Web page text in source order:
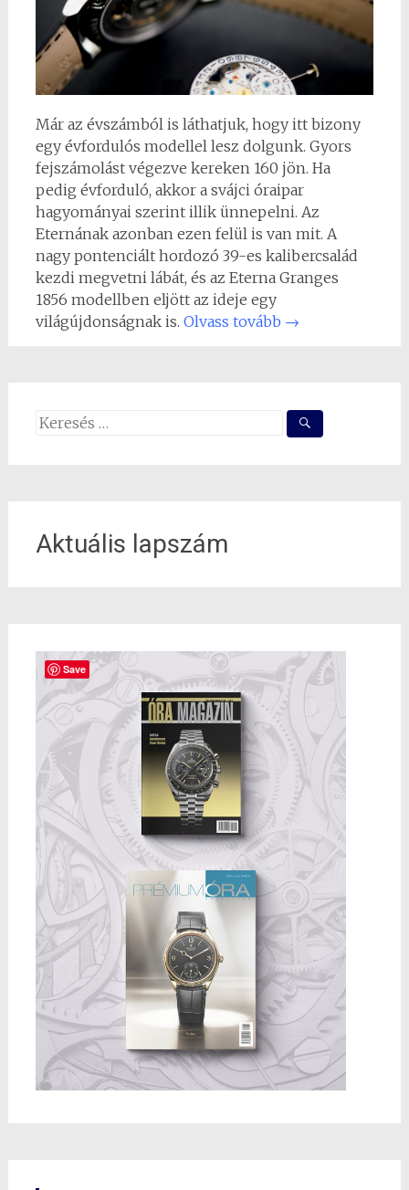
Már az évszámból is láthatjuk, hogy itt bizony
egy évfordulós modellel lesz dolgunk. Gyors
fejszámolást végezve kereken 160 jön. Ha
pedig évforduló, akkor a svájci óraipar
hagyományai szerint illik ünnepelni. Az
Eternának azonban ezen felül is van mit. A
nagy pontenciált hordozó 39-es kalibercsalád
kezdi megvetni lábát, és az Eterna Granges
1856 modellben eljött az ideje egy
világújdonságnak is. Olvass tovább →
Search
Aktuális lapszám
Save